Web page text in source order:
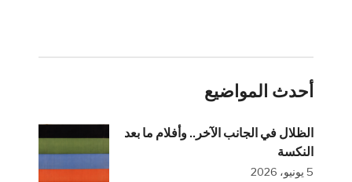
أحدث المواضيع
الظلال في الجانب الآخر.. وأفلام ما بعد
النكسة
5 يونيو، 2026